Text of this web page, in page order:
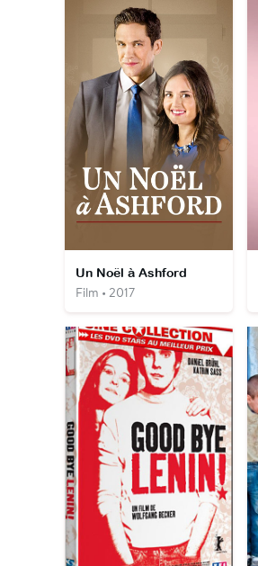
Un Noël à Ashford
Film • 2017